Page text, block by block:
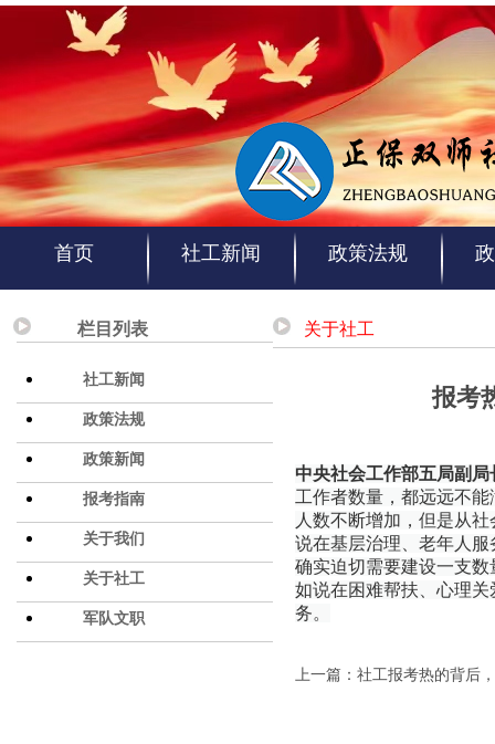
首页 社工新闻 政策法规
栏目列表
社工新闻
政策法规
政策新闻
报考指南
关于我们
关于社工
军队文职
关于社工
报考
中央社会工作部五局副局
工作者数量，都远远不
人数不断增加，但是从
说在基层治理、老年人
确实迫切需要建设一支
如说在困难帮扶、心理
务。
上一篇：社工报考热的背后